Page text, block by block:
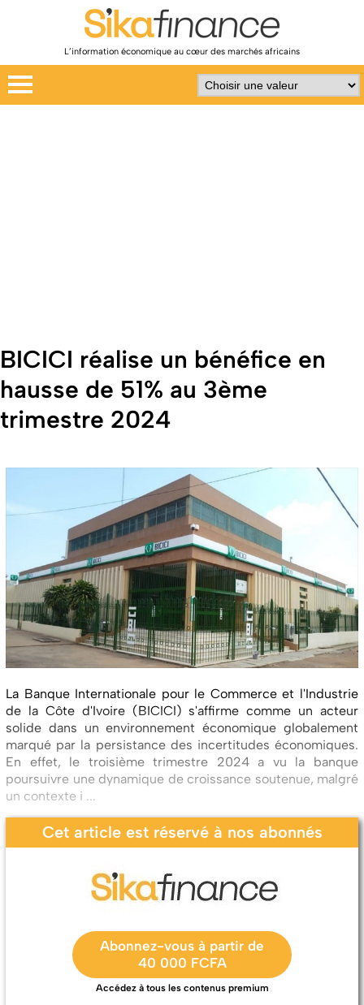
L’information économique au cœur des marchés africains
BICICI réalise un bénéfice en
hausse de 51% au 3ème
trimestre 2024
La Banque Internationale pour le Commerce et l'Industrie
de la Côte d'Ivoire (BICICI) s'affirme comme un acteur
solide dans un environnement économique globalement
marqué par la persistance des incertitudes économiques.
En effet, le troisième trimestre 2024 a vu la banque
poursuivre une dynamique de croissance soutenue, malgré
un contexte i ...
Cet article est réservé à nos abonnés
Abonnez-vous à partir de
40 000 FCFA
Accédez à tous les contenus premium